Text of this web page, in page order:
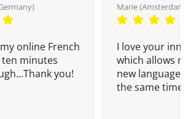
online French
ten minutes
you!
Marie
I love your
which allows
new language
the same time!